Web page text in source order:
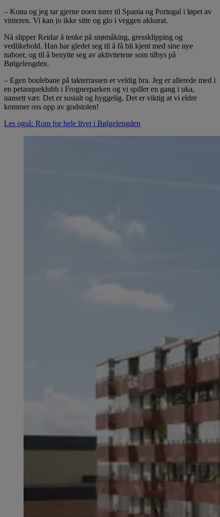
– Kona og jeg tar gjerne noen turer til Spania og Portugal i løpet av
vinteren. Vi kan jo ikke sitte og glo i veggen akkurat.
Nå slipper Reidar å tenke på snømåking, gressklipping og
vedlikehold. Han har gledet seg til å få bli kjent med sine nye
naboer, og til å benytte seg av aktivitetene som tilbys på
Bølgelengden.
– Egen boulebane på takterrassen er veldig bra. Jeg er allerede med i
en petanqueklubb i Frognerparken og vi spiller en gang i uka,
uansett vær. Det er sosialt og hyggelig. Det er viktig at vi eldre
kommer oss opp av godstolen!
Les også: Rom for hele livet i Bølgelengden